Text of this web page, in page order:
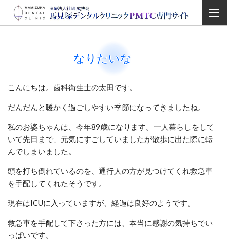
なりたいな
こんにちは。歯科衛生士の太田です。
だんだんと暖かく過ごしやすい季節になってきましたね。
私のお婆ちゃんは、今年89歳になります。 一人暮らしをして
いて先日まで、元気にすごしていましたが散歩に出た際に転
んでしまいました。
頭を打ち倒れているのを、通行人の方が見つけてくれ救急車
を手配してくれたそうです。
現在はICUに入っていますが、経過は良好のようです。
救急車を手配して下さった方には、本当に感謝の気持ちでい
っぱいです。